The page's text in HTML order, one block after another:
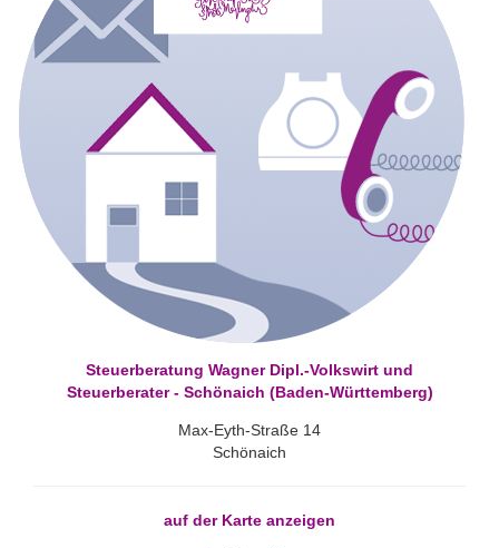
Steuerberatung Wagner Dipl.-Volkswirt und
Steuerberater - Schönaich (Baden-Württemberg)
Max-Eyth-Straße 14
Schönaich
auf der Karte anzeigen